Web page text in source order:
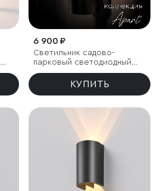
6 900 ₽
Светильник садово-
парковый светодиодный
Apart
КУПИТЬ